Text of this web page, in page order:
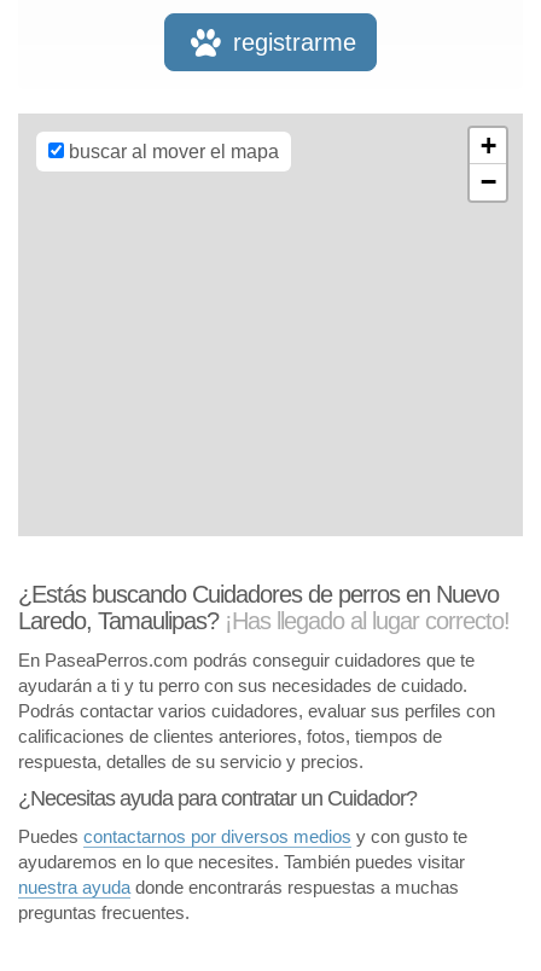
registrarme
buscar al mover el mapa
+
−
OpenStreetMap
CC-BY-SA
¿Estás buscando Cuidadores de perros en Nuevo
Laredo, Tamaulipas? ¡Has llegado al lugar correcto!
En PaseaPerros.com podrás conseguir cuidadores que te
ayudarán a ti y tu perro con sus necesidades de cuidado.
Podrás contactar varios cuidadores, evaluar sus perfiles con
calificaciones de clientes anteriores, fotos, tiempos de
respuesta, detalles de su servicio y precios.
¿Necesitas ayuda para contratar un Cuidador?
Puedes contactarnos por diversos medios y con gusto te
ayudaremos en lo que necesites. También puedes visitar
nuestra ayuda donde encontrarás respuestas a muchas
preguntas frecuentes.